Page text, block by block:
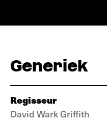
Generiek
Regisseur
David Wark Griffith